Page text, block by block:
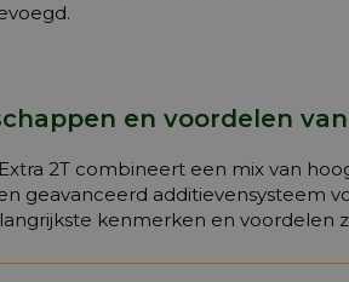
en voordelen
2T combineert een mix van
geavanceerd additievensysteem
kenmerken en voordelen